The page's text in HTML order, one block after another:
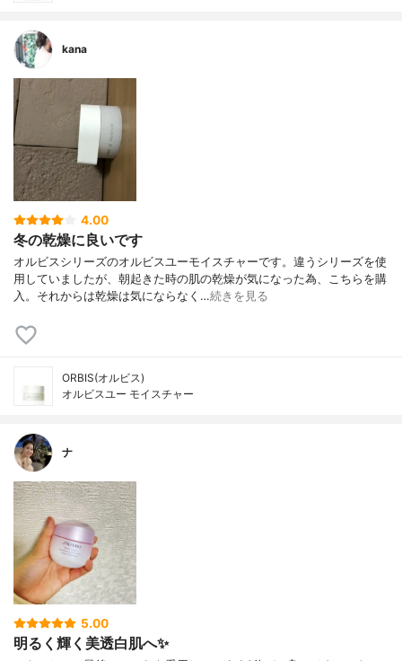
kana
4.00
冬の乾燥に良いです
オルビスシリーズのオルビスユーモイスチャーです。違うシリーズを使
用していましたが、朝起きた時の肌の乾燥が気になった為、こちらを購
入。それからは乾燥は気にならなく…続きを見る
ORBIS(オルビス)
オルビスユー モイスチャー
ナ
5.00
明るく輝く美透白肌へ✨